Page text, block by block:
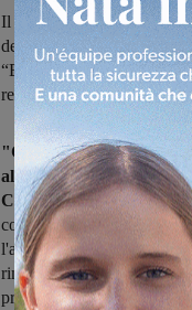
Il segretario della Fiom
dell’azienda dell’apertura
“Bekaert faccia un passo
reindustrializzazione, la
"Chiediamo all'azienda
al Governo di lavorare
Così Daniele Calosi,
commenta l'annuncio
l'avvio del procedimento
rimasti in vertenza, per i
prossimo.